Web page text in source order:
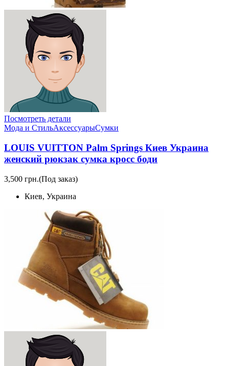
Посмотреть детали
Мода и СтильАксессуарыСумки
LOUIS VUITTON Palm Springs Киев Украина
женский рюкзак сумка кросс боди
3,500 грн.(Под заказ)
Киев, Украина